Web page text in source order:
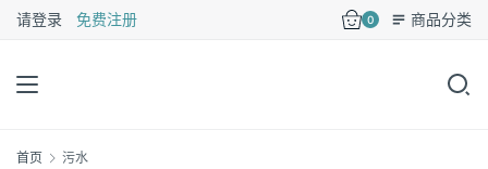
请登录 免费注册 0 商品分类
首页 污水